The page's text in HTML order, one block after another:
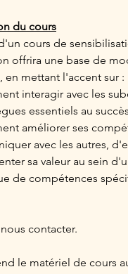
du cours
cours de
offrira une base de
en mettant l'accent sur :
interagir avec les
essentiels au
améliorer ses
avec les autres,
sa valeur au sein
de compétences
contacter.
le matériel de cours